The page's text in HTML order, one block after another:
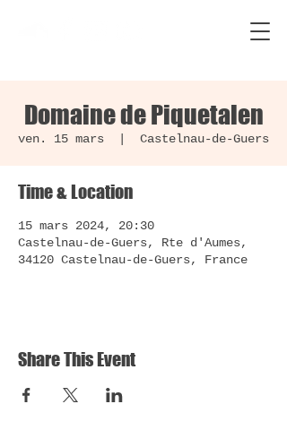
Domaine de Piquetalen
ven. 15 mars Castelnau-de-Guers
Time & Location
15 mars 2024, 20:30
Castelnau-de-Guers, Rte d'Aumes,
34120 Castelnau-de-Guers, France
Share This Event